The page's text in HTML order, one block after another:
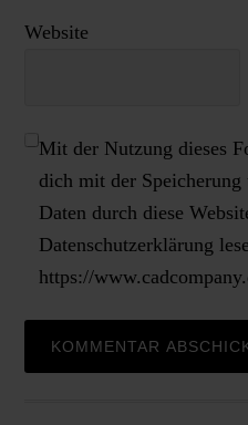
Website
Mit der Nutzung dieses
dich mit der
Daten durch diese
Datenschutzerklärung
https://